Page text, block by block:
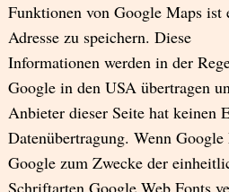
Funktionen von Google Maps ist
Adresse zu speichern. Diese
Informationen werden in der
Google in den USA übertragen
Anbieter dieser Seite hat keinen
Datenübertragung. Wenn
Google zum Zwecke der